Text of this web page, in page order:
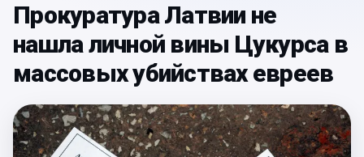
Прокуратура Латвии не
нашла личной вины Цукурса в
массовых убийствах евреев